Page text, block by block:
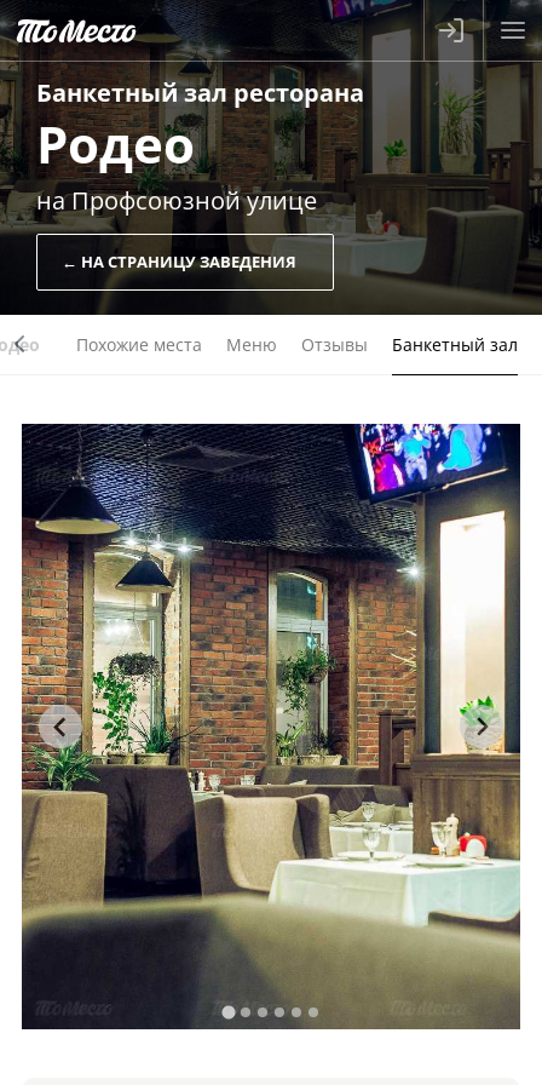
Банкетный залресторана
Родео
на Профсоюзной улице
← НА СТРАНИЦУ ЗАВЕДЕНИЯ
Похожие места Меню Отзывы Банкетный зал